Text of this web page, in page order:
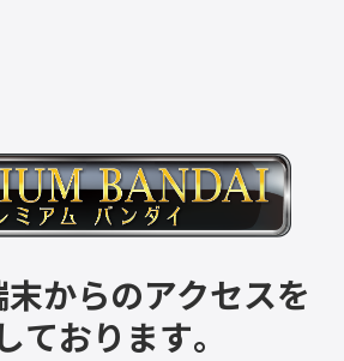
からのアクセスを
ております。